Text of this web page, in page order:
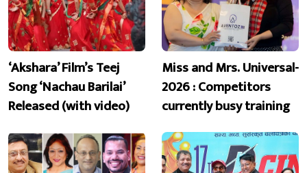
‘Akshara’ Film’s Teej
Song ‘Nachau Barilai’
Released (with video)
Miss and Mrs. Universal-
2026 : Competitors
currently busy training